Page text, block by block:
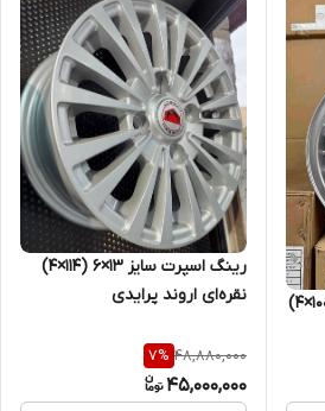
رینگ فابریک سایز ۱۴×۵.۵ (۱۰۰×۴)
رینگ اسپرت سایز ۱۳×۶ (۱۱۴×۴)
نقره‌ای اروند پرایدی
48,880,000
7%
45,000,000